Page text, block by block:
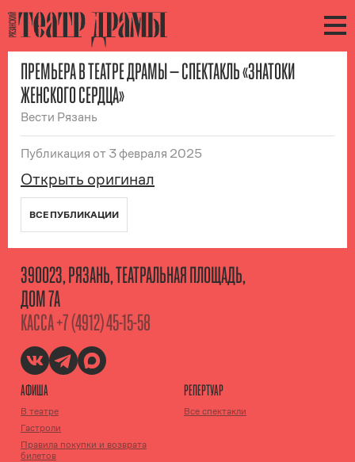
ПРЕМЬЕРА В ТЕАТРЕ ДРАМЫ — СПЕКТАКЛЬ «ЗНАТОКИ
ЖЕНСКОГО СЕРДЦА»
Вести Рязань
Публикация от 3 февраля 2025
Открыть оригинал
ВСЕ ПУБЛИКАЦИИ
390023, РЯЗАНЬ, ТЕАТРАЛЬНАЯ ПЛОЩАДЬ,
ДОМ 7А
КАССА+7 (4912) 45-15-58
АФИША
В театре
Гастроли
Правила покупки и возврата
билетов
РЕПЕРТУАР
Все спектакли